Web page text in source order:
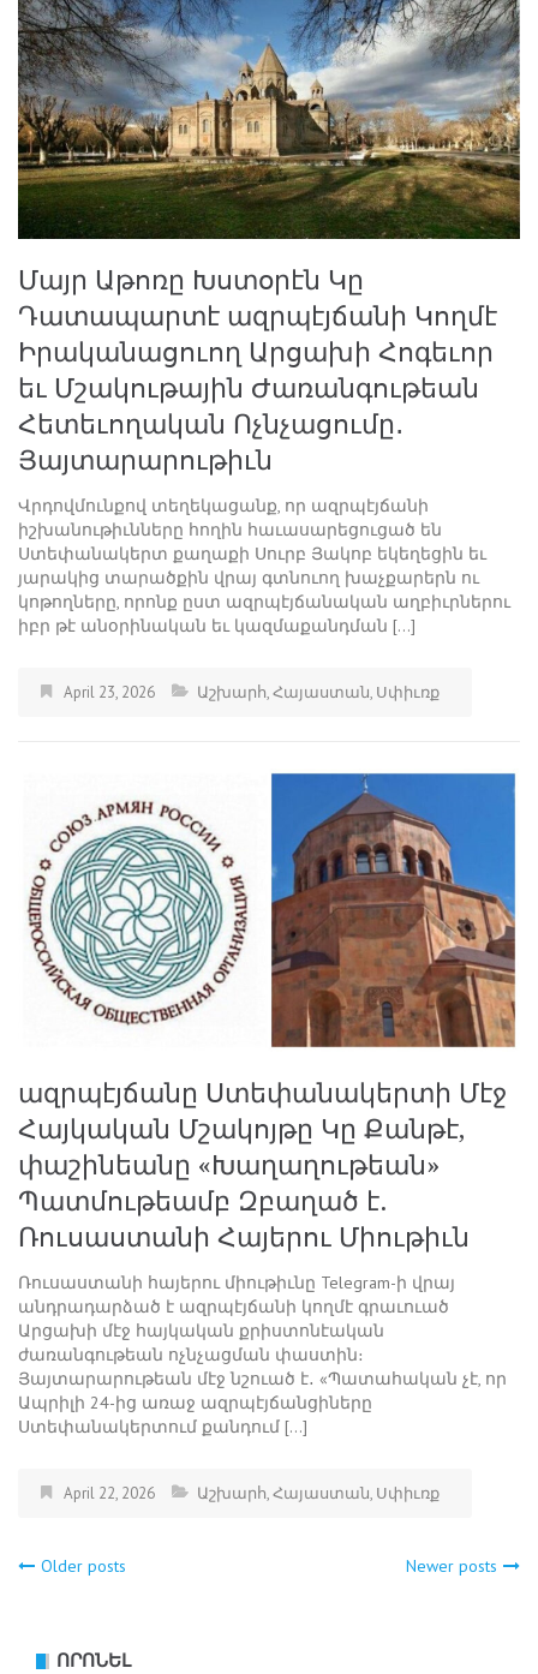
Մայր Աթոռը Խստօրէն Կը
Դատապարտէ ազրպէյճանի Կողմէ
Իրականացուող Արցախի Հոգեւոր
եւ Մշակութային Ժառանգութեան
Հետեւողական Ոչնչացումը․
Յայտարարութիւն
Վրդովմունքով տեղեկացանք, որ ազրպէյճանի
իշխանութիւնները հողին հաւասարեցուցած են
Ստեփանակերտ քաղաքի Սուրբ Յակոբ եկեղեցին եւ
յարակից տարածքին վրայ գտնուող խաչքարերն ու
կոթողները, որոնք ըստ ազրպէյճանական աղբիւրներու
իբր թէ անօրինական եւ կազմաքանդման […]
April 23, 2026 Աշխարհ,Հայաստան, Սփիւռք
ազրպէյճանը Ստեփանակերտի Մէջ
Հայկական Մշակոյթը Կը Քանթէ,
փաշինեանը «Խաղաղութեան»
Պատմութեամբ Զբաղած է.
Ռուսաստանի Հայերու Միութիւն
Ռուսաստանի հայերու միութիւնը Telegram-ի վրայ
անդրադարձած է ազրպէյճանի կողմէ գրաւուած
Արցախի մէջ հայկական քրիստոնէական
ժառանգութեան ոչնչացման փաստին։
Յայտարարութեան մէջ նշուած է․ «Պատահական չէ, որ
Ապրիլի 24-ից առաջ ազրպէյճանցիները
Ստեփանակերտում քանդում […]
April 22, 2026 Աշխարհ,Հայաստան, Սփիւռք
Posts
navigation
Older posts Newer posts
ՈՐՈՆԵԼ